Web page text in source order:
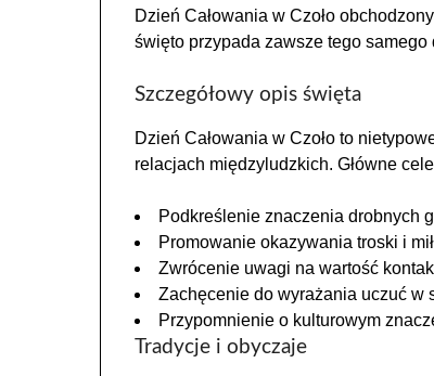
Dzień Całowania w Czoło
święto przypada zawsze tego
Szczegółowy opis święta
Dzień Całowania w Czoło to
relacjach międzyludzkich. Główne
Podkreślenie znaczenia drobnych
Promowanie okazywania troski i
Zwrócenie uwagi na wartość
Zachęcenie do wyrażania uczuć w
Przypomnienie o kulturowym
Tradycje i obyczaje